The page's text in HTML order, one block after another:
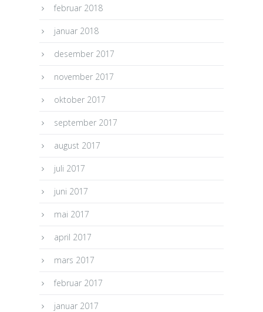
februar 2018
januar 2018
desember 2017
november 2017
oktober 2017
september 2017
august 2017
juli 2017
juni 2017
mai 2017
april 2017
mars 2017
februar 2017
januar 2017